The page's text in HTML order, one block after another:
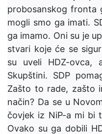
probosanskog fronta
mogli smo ga imati.
ga imamo. Oni su je
stvari koje će se
su uveli HDZ-ovca,
Skupštini. SDP
Zašto to rade, zašto
način? Da se u
čovjek iz NiP-a mi bi
Ovako su ga dobili